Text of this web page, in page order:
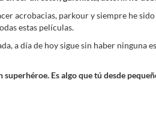
acrobacias, parkour y siempre he
estas películas.
a día de hoy sigue sin haber ninguna
Es algo que tú desde